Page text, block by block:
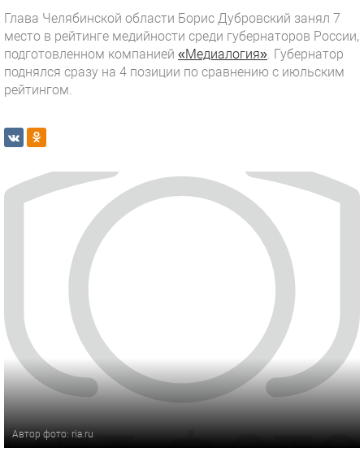
Глава Челябинской области Борис Дубровский занял 7
место в рейтинге медийности среди губернаторов России,
подготовленном компанией «Медиалогия». Губернатор
поднялся сразу на 4 позиции по сравнению с июльским
рейтингом.
Автор фото: ria.ru